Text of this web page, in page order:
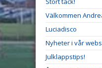
Välkommen
Luciadisco
Nyheter i vår
Julklappstips!